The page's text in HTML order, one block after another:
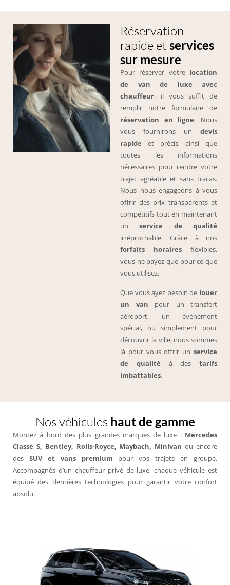
Réservation
rapide et services
sur mesure
Pour réserver votre location
de van de luxe avec
chauffeur, il vous suffit de
remplir notre formulaire de
réservation en ligne. Nous
vous fournirons un devis
rapide et précis, ainsi que
toutes les informations
nécessaires pour rendre votre
trajet agréable et sans tracas.
Nous nous engageons à vous
offrir des prix transparents et
compétitifs tout en maintenant
unservice de qualité
irréprochable. Grâce à nos
forfaits horaires flexibles,
vous ne payez que pour ce que
vous utilisez.
Que vous ayez besoin de louer
un van pour un transfert
aéroport, un événement
spécial, ou simplement pour
découvrir la ville, nous sommes
là pour vous offrir un service
de qualité à des tarifs
imbattables.
Nos véhicules haut de gamme
Montez à bord des plus grandes marques de luxe : Mercedes
Classe S, Bentley, Rolls-Royce, Maybach, Minivanou encore
des SUV et vans premium pour vos trajets en groupe.
Accompagnés d’un chauffeur privé de luxe, chaque véhicule est
équipé des dernières technologies pour garantir votre confort
absolu.